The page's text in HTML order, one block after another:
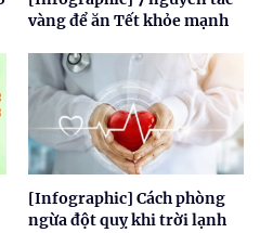
vàng để ăn Tết khỏe mạnh
[Infographic] Cách phòng
ngừa đột quỵ khi trời lạnh